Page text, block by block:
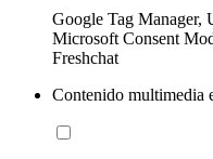
Google Tag Manager,
Microsoft Consent
Freshchat
Contenido multimedia